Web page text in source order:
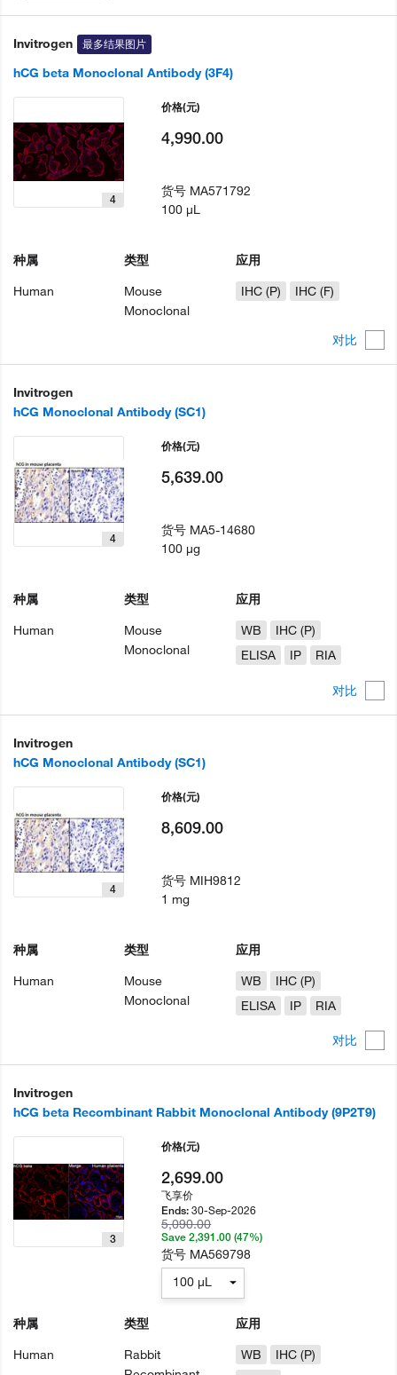
Invitrogen 最多结果图片
hCG beta Monoclonal Antibody (3F4)
对比
4
种属
Human
类型
Mouse
Monoclonal
应用
IHC (P)
IHC (F)
价格(元)
4,990.00
货号 MA571792
100 µL
Invitrogen
hCG Monoclonal Antibody (SC1)
对比
4
种属
Human
类型
Mouse
Monoclonal
应用
WB
IHC (P)
ELISA
IP RIA
价格(元)
5,639.00
货号 MA5-14680
100 µg
Invitrogen
hCG Monoclonal Antibody (SC1)
对比
4
种属
Human
类型
Mouse
Monoclonal
应用
WB
IHC (P)
ELISA
IP RIA
价格(元)
8,609.00
货号 MIH9812
1 mg
Invitrogen
hCG beta Recombinant Rabbit Monoclonal Antibody (9P2T9)
3
种属
Human
类型
Rabbit
应用
WB
IHC (P)
价格(元)
2,699.00
飞享价
Ends:30-Sep-2026
5,090.00
Save 2,391.00 (47%)
货号 MA569798
100 µL